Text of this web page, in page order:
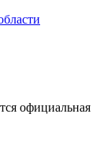
официальная